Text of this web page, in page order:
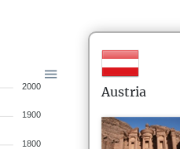
2000
1900
1800
Austria